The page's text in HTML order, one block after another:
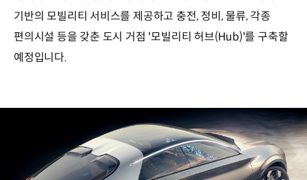
기반의 모빌리티 서비스를 제공하고 충전, 정비, 물류, 각종
편의시설 등을 갖춘 도시 거점 '모빌리티 허브(Hub)'를 구축할
예정입니다.